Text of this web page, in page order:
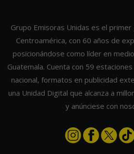
Grupo Emisoras Unidas es el
Centroamérica, con 60 años de
posicionándose como líder en
Guatemala. Cuenta con 59
nacional, formatos en publicidad
una Unidad Digital que alcanza a
y anúnciese con